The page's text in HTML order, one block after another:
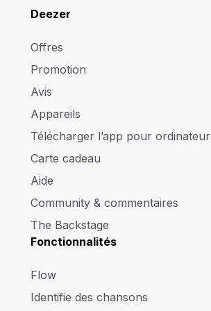
Deezer
Offres
Promotion
Avis
Appareils
Télécharger l’app pour ordinateur
Carte cadeau
Aide
Community & commentaires
The Backstage
Fonctionnalités
Flow
Identifie des chansons